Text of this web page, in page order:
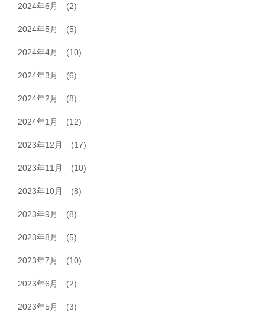
2024年6月 (2)
2024年5月 (5)
2024年4月 (10)
2024年3月 (6)
2024年2月 (8)
2024年1月 (12)
2023年12月 (17)
2023年11月 (10)
2023年10月 (8)
2023年9月 (8)
2023年8月 (5)
2023年7月 (10)
2023年6月 (2)
2023年5月 (3)